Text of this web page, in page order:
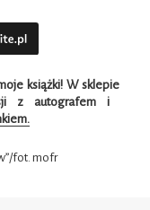
książki! Wsklepie
z autografem i
fot. mofr